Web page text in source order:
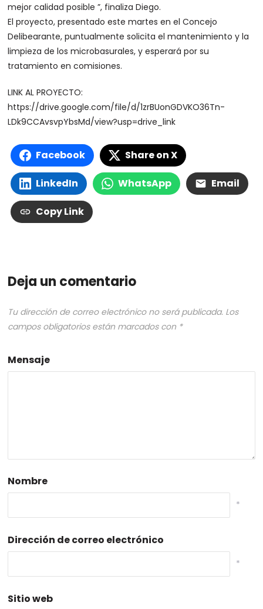
mejor calidad posible ”, finaliza Diego.
El proyecto, presentado este martes en el Concejo
Delibearante, puntualmente solicita el mantenimiento y la
limpieza de los microbasurales, y esperará por su
tratamiento en comisiones.
LINK AL PROYECTO:
https://drive.google.com/file/d/1zrBUonGDVKO36Tn-
LDk9CCAvsvpYbsMd/view?usp=drive_link
Facebook Share on X
LinkedIn WhatsApp Email
Copy Link
Deja un comentario
Tu dirección de correo electrónico no será publicada. Los
campos obligatorios están marcados con *
Mensaje
Nombre
*
Dirección de correo electrónico
*
Sitio web